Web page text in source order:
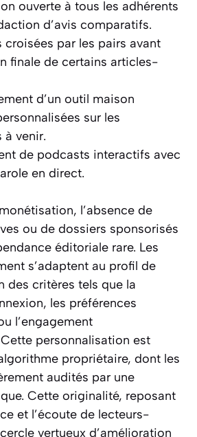
ouverte à tous les adhérents
d’avis comparatifs.
croisées par les pairs avant
finale de certains articles-
d’un outil maison
sur les
à venir.
de podcasts interactifs avec
en direct.
l’absence de
ou de dossiers sponsorisés
éditoriale rare. Les
s’adaptent au profil de
des critères tels que la
les préférences
l’engagement
personnalisation est
propriétaire, dont les
audités par une
Cette originalité, reposant
et l’écoute de lecteurs-
vertueux d’amélioration